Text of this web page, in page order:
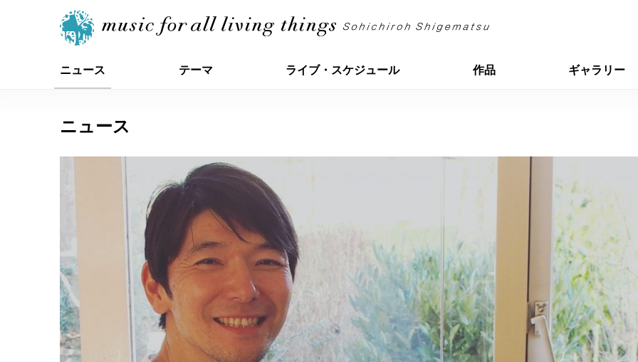
ニュース テーマ ライブ・スケジュール 作品 ギャラリー
ニュース